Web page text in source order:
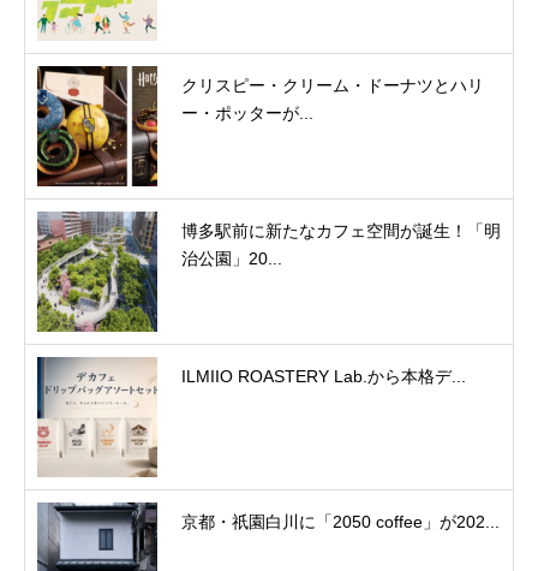
クリスピー・クリーム・ドーナツとハリ
ー・ポッターが...
博多駅前に新たなカフェ空間が誕生！「明
治公園」20...
ILMIIO ROASTERY Lab.から本格デ...
京都・祇園白川に「2050 coffee」が202...